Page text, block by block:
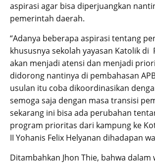
aspirasi agar bisa diperjuangkan
pemerintah daerah.
“Adanya beberapa aspirasi tentang
khususnya sekolah yayasan Katolik di
akan menjadi atensi dan menjadi
didorong nantinya di pembahasan
usulan itu coba dikoordinasikan
semoga saja dengan masa transisi
sekarang ini bisa ada perubahan
program prioritas dari kampung ke
II Yohanis Felix Helyanan dihadapan
Ditambahkan Jhon Thie, bahwa dalam